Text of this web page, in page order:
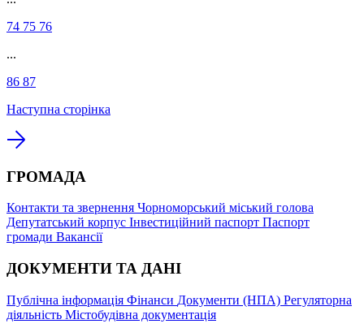
74 75 76
...
86 87
Наступна сторінка
ГРОМАДА
Контакти та звернення Чорноморський міський голова
Депутатський корпус Інвестиційний паспорт Паспорт
громади Вакансії
ДОКУМЕНТИ ТА ДАНІ
Публічна інформація Фінанси Документи (НПА) Регуляторна
діяльність Містобудівна документація